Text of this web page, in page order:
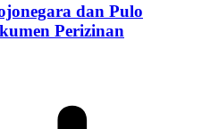
dan Pulo
Perizinan